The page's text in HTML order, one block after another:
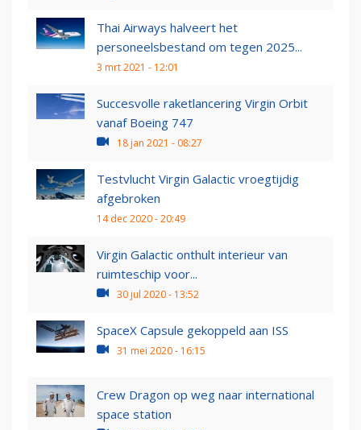
Thai Airways halveert het
personeelsbestand om tegen 2025...
3 mrt 2021 - 12:01
Succesvolle raketlancering Virgin Orbit
vanaf Boeing 747
18 jan 2021 - 08:27
Testvlucht Virgin Galactic vroegtijdig
afgebroken
14 dec 2020 - 20:49
Virgin Galactic onthult interieur van
ruimteschip voor...
30 jul 2020 - 13:52
SpaceX Capsule gekoppeld aan ISS
31 mei 2020 - 16:15
Crew Dragon op weg naar international
space station